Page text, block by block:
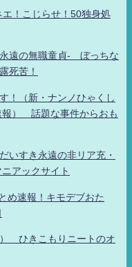
！こじらせ！50独身処
遠の無職童貞- ぼっちな
死苦！
！（新・ナンノひゃくし
報） 話題な事件からおも
いすき永遠の非リア充・
アックサイト
め速報！キモデブおた
ひきこもりニートのオ